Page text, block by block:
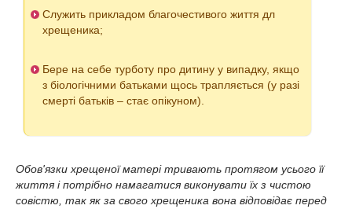
Служить прикладом благочестивого життя дл
хрещеника;
Бере на себе турботу про дитину у випадку, якщо
з біологічними батьками щось трапляється (у разі
смерті батьків – стає опікуном).
Обов'язки хрещеної матері тривають протягом усього її
життя і потрібно намагатися виконувати їх з чистою
совістю, так як за свого хрещеника вона відповідає перед